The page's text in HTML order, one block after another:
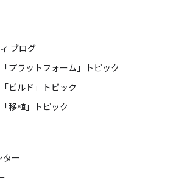
ブログ
プラットフォーム」トピック
ビルド」トピック
移植」トピック
ター